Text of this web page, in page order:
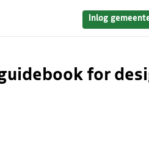
Inlog
for